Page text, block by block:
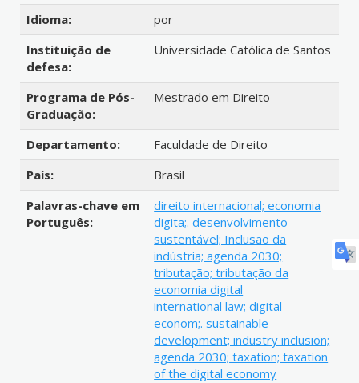
Idioma:
por
Instituição de
defesa:
Universidade Católica de Santos
Programa de Pós-
Graduação:
Mestrado em Direito
Departamento:
Faculdade de Direito
País:
Brasil
Palavras-chave em
Português:
direito internacional; economia
digita;. desenvolvimento
sustentável; Inclusão da
indústria; agenda 2030;
tributação; tributação da
economia digital
international law; digital
econom;. sustainable
development; industry inclusion;
agenda 2030; taxation; taxation
of the digital economy